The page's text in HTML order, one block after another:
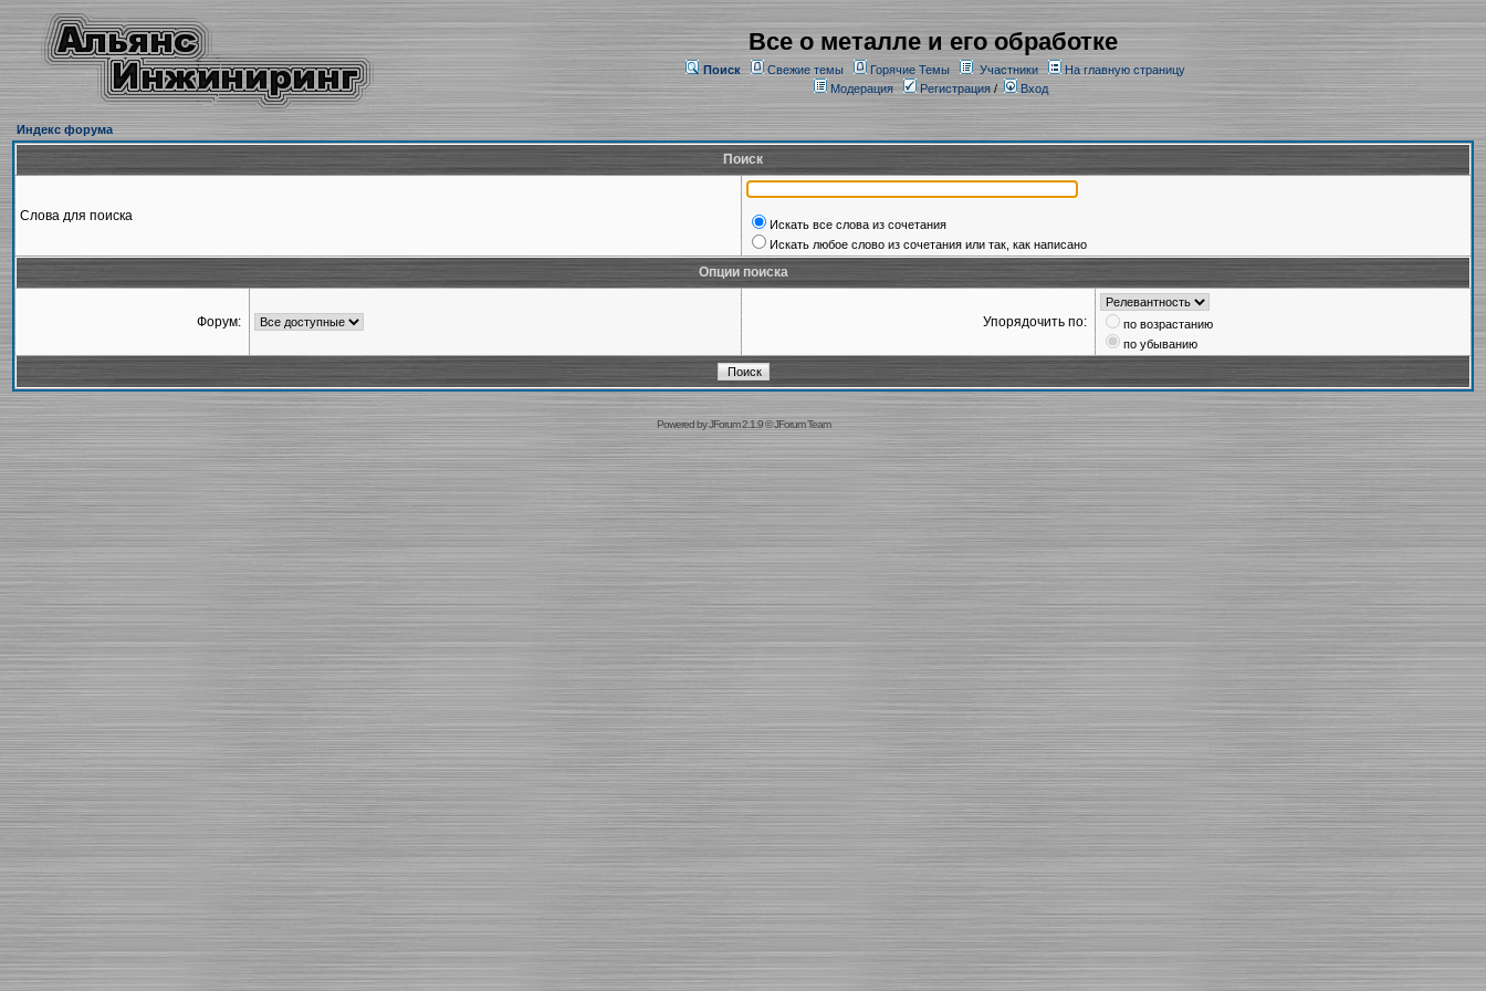
Все о металле и его обработке
Поиск Свежие темы Горячие Темы Участники
На главную страницу
Модерация
Регистрация/ Вход
Индекс форума
Поиск
Слова для поиска
Искать все слова из сочетания
Искать любое слово из сочетания или так, как написано
Опции поиска
Форум: Упорядочить по:
по возрастанию
по убыванию
Powered byJForum 2.1.9©JForum Team